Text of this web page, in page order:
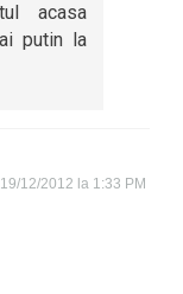
acasa
putin la
19/12/2012 la 1:33 PM